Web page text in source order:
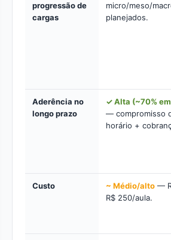
progressão de
cargas
micro/meso/
planejados.
Aderência no
longo prazo
✓ Alta (~70% em
— compromisso
horário +
Custo ~ Médio/alto —
R$ 250/aula.